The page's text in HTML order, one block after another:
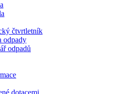
čtvrtletník
odpady
odpadů
dotacemi